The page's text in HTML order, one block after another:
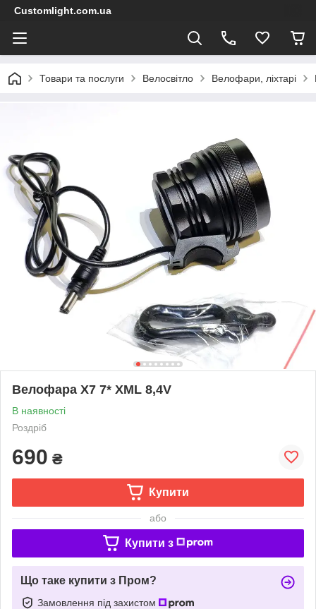
Customlight.com.ua
Товари та послуги Велосвітло Велофари, ліхтарі
Велофара X7 7* XML 8,4V
В наявності
Роздріб
690 ₴
Купити
або
Купити з
Що таке купити з Пром?
Замовлення під захистом